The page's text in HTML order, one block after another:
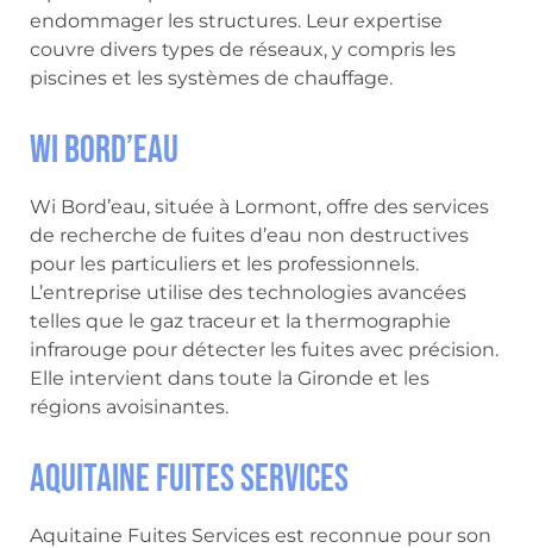
endommager les structures. Leur expertise
couvre divers types de réseaux, y compris les
piscines et les systèmes de chauffage.
Wi Bord’eau
Wi Bord’eau, située à Lormont, offre des services
de recherche de fuites d’eau non destructives
pour les particuliers et les professionnels.
L’entreprise utilise des technologies avancées
telles que le gaz traceur et la thermographie
infrarouge pour détecter les fuites avec précision.
Elle intervient dans toute la Gironde et les
régions avoisinantes.
Aquitaine Fuites Services
Aquitaine Fuites Services est reconnue pour son